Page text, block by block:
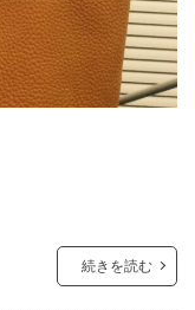
続きを読む